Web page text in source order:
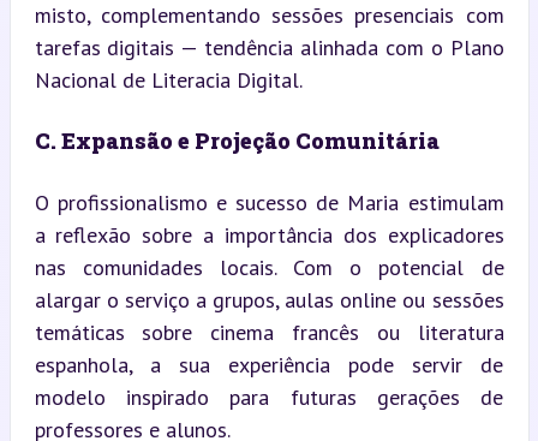
misto, complementando sessões presenciais com
tarefas digitais — tendência alinhada com o Plano
Nacional de Literacia Digital.
C. Expansão e Projeção Comunitária
O profissionalismo e sucesso de Maria estimulam
a reflexão sobre a importância dos explicadores
nas comunidades locais. Com o potencial de
alargar o serviço a grupos, aulas online ou sessões
temáticas sobre cinema francês ou literatura
espanhola, a sua experiência pode servir de
modelo inspirado para futuras gerações de
professores e alunos.